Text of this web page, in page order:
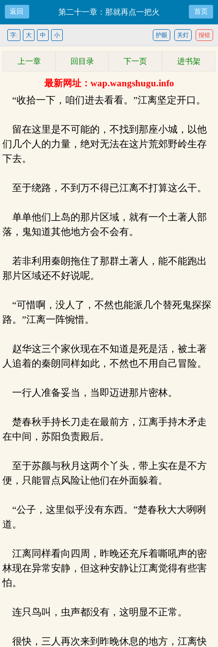
返回 第二十一章：那就再点一把火 首页
报错
关灯
护眼
字: 大 中 小
上一章 回目录 下一页 进书架
最新网址：wap.wangshugu.info
“收拾一下，咱们进去看看。”江离坚定开口。
留在这里是不可能的，不找到那座小城，以他
们几个人的力量，绝对无法在这片荒郊野岭生存
下去。
至于绕路，不到万不得已江离不打算这么干。
单单他们上岛的那片区域，就有一个土著人部
落，鬼知道其他地方会不会有。
若非利用秦朗拖住了那群土著人，能不能跑出
那片区域还不好说呢。
“可惜啊，没人了，不然也能派几个替死鬼探探
路。”江离一阵惋惜。
赵华这三个家伙现在不知道是死是活，被土著
人追着的秦朗同样如此，不然也不用自己冒险。
一行人准备妥当，当即迈进那片密林。
楚春秋手持长刀走在最前方，江离手持木矛走
在中间，苏阳负责殿后。
至于苏颜与秋月这两个丫头，带上实在是不方
便，只能冒点风险让他们在外面躲着。
“公子，这里似乎没有东西。”楚春秋大大咧咧
道。
江离同样看向四周，昨晚还充斥着嘶吼声的密
林现在异常安静，但这种安静让江离觉得有些害
怕。
连只鸟叫，虫声都没有，这明显不正常。
很快，三人再次来到昨晚休息的地方，江离快